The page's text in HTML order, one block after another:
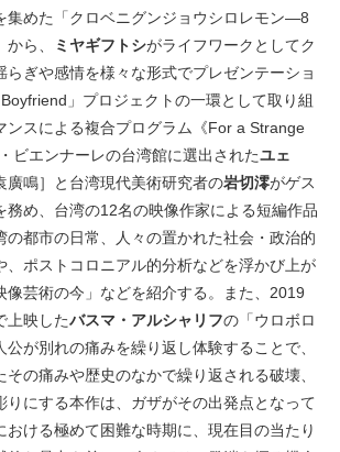
集めた「クロベニグンジョウシロレモン—8
ら、
ミヤギフトシがライフワークとしてク
らぎや感情を様々な形式でプレゼンテーショ
」プロジェクトの一環として取り組
ンスによる複合プログラム《For a Strange
ビエンナーレの台湾館に選出されたユェ
廣鳴］と台湾現代美術研究者の岩切澪がゲス
務め、台湾の12名の映像作家による短編作品
の都市の日常、人々の置かれた社会・政治的
、ポストコロニアル的分析などを浮かび上が
像芸術の今」などを紹介する。また、2019
上映したバスマ・アルシャリフの「ウロボロ
公が別れの痛みを繰り返し体験することで、
その痛みや歴史のなかで繰り返される破壊、
りにする本作は、ガザがその出発点となって
おける極めて困難な時期に、現在目の当たり